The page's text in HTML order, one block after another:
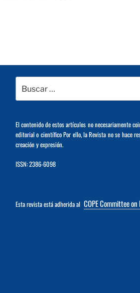
Buscar
por:
El contenido de estos artículos no necesariamente
editorial o científico Por ello, la Revista no se hace
creación y expresión.
ISSN: 2386-6098
Esta revista está adherida al COPE Committee